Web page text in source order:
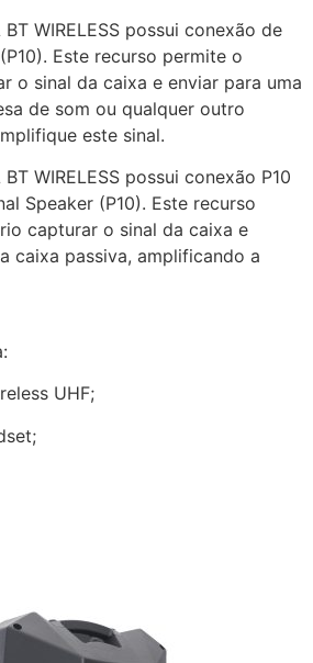
BT WIRELESS possui conexão de
Este recurso permite o
o sinal da caixa e enviar para uma
de som ou qualquer outro
este sinal.
WIRELESS possui conexão P10
Speaker (P10). Este recurso
capturar o sinal da caixa e
caixa passiva, amplificando a
UHF;